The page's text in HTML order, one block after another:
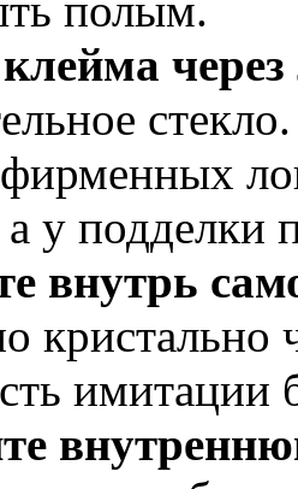
через
у подделки
внутрь
имитации